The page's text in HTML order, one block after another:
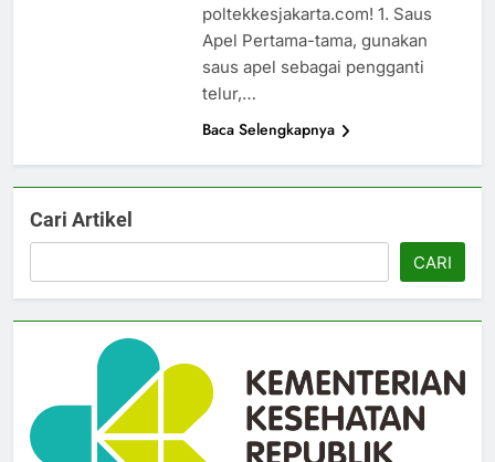
poltekkesjakarta.com! 1. Saus
Apel Pertama-tama, gunakan
saus apel sebagai pengganti
telur,…
Baca Selengkapnya
Cari Artikel
CARI